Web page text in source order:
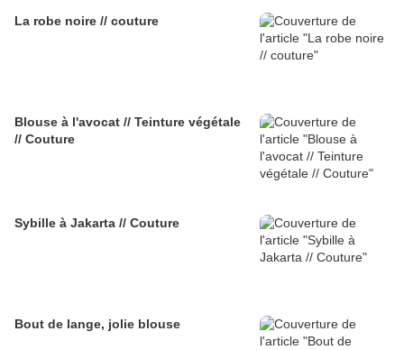
La robe noire // couture
Blouse à l'avocat // Teinture végétale
// Couture
Sybille à Jakarta // Couture
Bout de lange, jolie blouse